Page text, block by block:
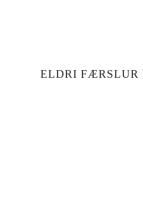
ELDRI FÆRSLUR